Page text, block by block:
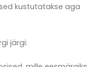
kustutatakse aga
järgi: